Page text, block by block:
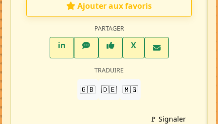
Ajouter aux favoris
PARTAGER
inLinkedInWhatsAppFacebook
XTwitter X
TRADUIRE
🇬🇧 🇩🇪 🇲🇬
🚩 Signaler